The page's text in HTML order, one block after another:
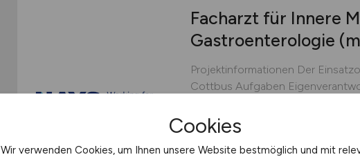
Facharzt für Innere
Gastroenterologie
Projektinformationen Der
Cottbus Aufgaben
Behandlung
und Befundung endoskopischer
Hays
Cookies
Wir verwenden Cookies, um Ihnen unsere Website bestmöglich und mit